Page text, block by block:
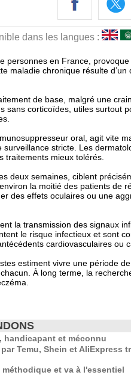
dans les langues :
personnes en France,
maladie chronique résulte
de base, malgré une
sans corticoïdes, utiles surtout
oral, agit vite
stricte. Les
traitements mieux tolérés.
deux semaines, ciblent
la moitié des patients de
des effets oculaires ou une
la transmission des signaux
le risque infectieux et sont
cardiovasculaires ou
estiment vivre une période
À long terme, la
handicapant et méconnu
Temu, Shein et AliExpress
et va à l'essentiel